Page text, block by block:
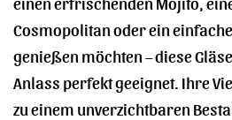
Cosmopolitan oder ein
genießen möchten – diese
Anlass perfekt geeignet. Ihre
zu einem unverzichtbaren